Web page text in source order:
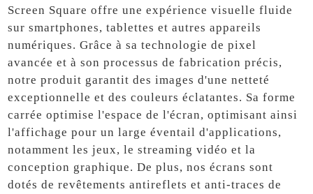
Screen Square offre une expérience visuelle fluide
sur smartphones, tablettes et autres appareils
numériques. Grâce à sa technologie de pixel
avancée et à son processus de fabrication précis,
notre produit garantit des images d'une netteté
exceptionnelle et des couleurs éclatantes. Sa forme
carrée optimise l'espace de l'écran, optimisant ainsi
l'affichage pour un large éventail d'applications,
notamment les jeux, le streaming vidéo et la
conception graphique. De plus, nos écrans sont
dotés de revêtements antireflets et anti-traces de